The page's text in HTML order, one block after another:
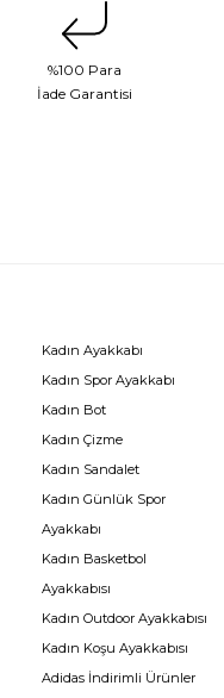
%100 Para
İade Garantisi
Kadın Ayakkabı
Kadın Spor Ayakkabı
Kadın Bot
Kadın Çizme
Kadın Sandalet
Kadın Günlük Spor
Ayakkabı
Kadın Basketbol
Ayakkabısı
Kadın Outdoor Ayakkabısı
Kadın Koşu Ayakkabısı
Adidas İndirimli Ürünler